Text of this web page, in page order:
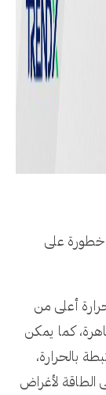
خطورة على
أعلى من
كما يمكن
بالحرارة،
الطاقة لأغراض